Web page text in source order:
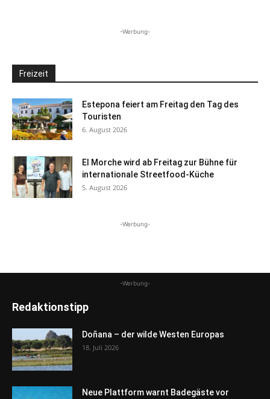
-Werbung-
Freizeit
Estepona feiert am Freitag den Tag des
Touristen
6. August 2026
El Morche wird ab Freitag zur Bühne für
internationale Streetfood-Küche
5. August 2026
-Werbung-
-Werbung-
Redaktionstipp
Doñana – der wilde Westen Europas
18. Juli 2026
Neue Plattform warnt Badegäste vor